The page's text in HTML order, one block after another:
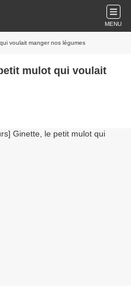
MENU
voulait manger nos légumes
mulot qui voulait